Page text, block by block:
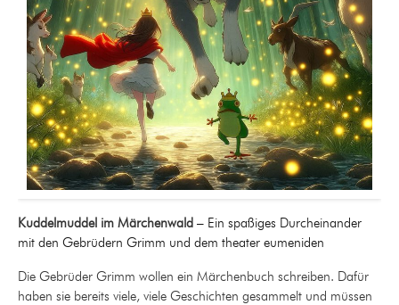
Kuddelmuddel im Märchenwald – Ein spaßiges Durcheinander
mit den Gebrüdern Grimm und dem theater eumeniden
Die Gebrüder Grimm wollen ein Märchenbuch schreiben. Dafür
haben sie bereits viele, viele Geschichten gesammelt und müssen